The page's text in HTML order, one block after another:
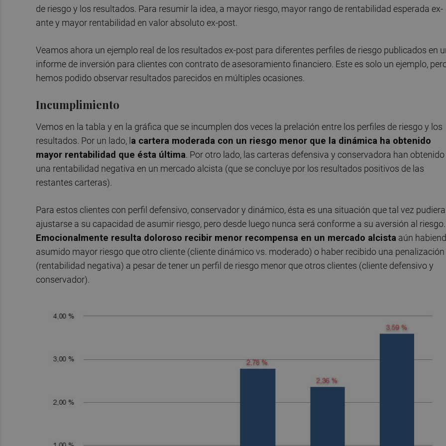
de riesgo y los resultados. Para resumir la idea, a mayor riesgo, mayor rango de rentabilidad esperada ex-
ante y mayor rentabilidad en valor absoluto ex-post.
Veamos ahora un ejemplo real de los resultados ex-post para diferentes perfiles de riesgo publicados en
informe de inversión para clientes con contrato de asesoramiento financiero. Este es solo un ejemplo,
hemos podido observar resultados parecidos en múltiples ocasiones.
Incumplimiento
Vemos en la tabla y en la gráfica que se incumplen dos veces la prelación entre los perfiles de riesgo y los
resultados. Por un lado, l a cartera moderada con un riesgo menor que la dinámica ha obtenido
mayor rentabilidad que ésta última. Por otro lado, las carteras defensiva y conservadora han obtenido
una rentabilidad negativa en un mercado alcista (que se concluye por los resultados positivos de las
restantes carteras).
Para estos clientes con perfil defensivo, conservador y dinámico, ésta es una situación que tal vez pudiera
ajustarse a su capacidad de asumir riesgo, pero desde luego nunca será conforme a su aversión al riesgo.
Emocionalmente resulta doloroso recibir menor recompensa en un mercado alcista aún
asumido mayor riesgo que otro cliente (cliente dinámico vs. moderado) o haber recibido una penalización
(rentabilidad negativa) a pesar de tener un perfil de riesgo menor que otros clientes (cliente defensivo y
conservador).